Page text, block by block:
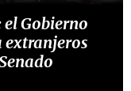
el Gobierno
extranjeros